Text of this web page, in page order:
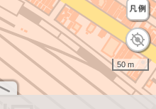
50 m